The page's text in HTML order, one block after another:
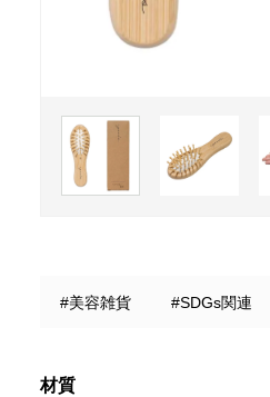
#美容雑貨 #SDGs関連
材質